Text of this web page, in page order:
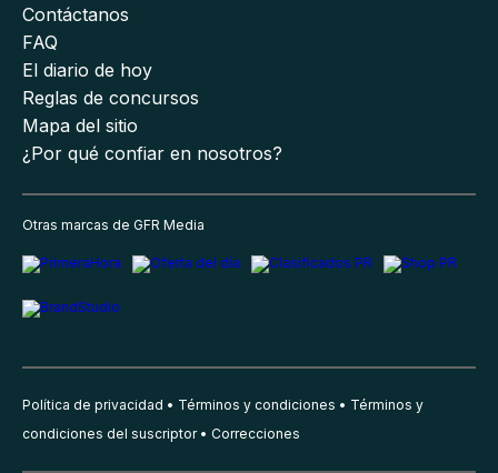
Contáctanos
FAQ
El diario de hoy
Reglas de concursos
Mapa del sitio
¿Por qué confiar en nosotros?
Otras marcas de GFR Media
Política de privacidad Términos y condiciones
Términos y
condiciones del suscriptor
Correcciones